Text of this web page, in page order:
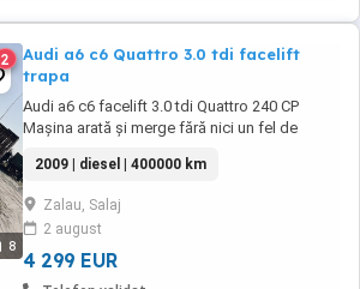
8
2
Audi a6 c6 Quattro 3.0 tdi facelift
trapa
Audi a6 c6 facelift 3.0 tdi Quattro 240 CP
Mașina arată și merge fără nici un fel de
de telefon Trapa și multe altele dotării
2009 | diesel | 400000 km
Zalau, Salaj
2 august
4 299 EUR